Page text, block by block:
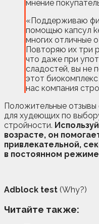
«Поддерживаю
помощью капсул
многих отличные
Повторяю их три
что даже при
сладостей, вы не
этот
нас компания
Положительные
для худеющих по
стройности.
возрасте, он
привлекательной,
в постоянном
Adblock test (Why?)
Читайте также: